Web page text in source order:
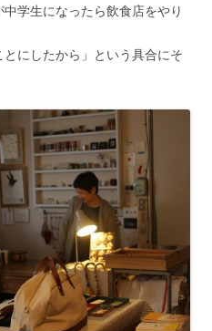
学生になったら飲食店をやり
にしたから」という具合にそ